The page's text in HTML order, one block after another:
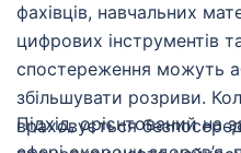
фахівців, навчальних
цифрових інструментів
спостереження можуть
збільшувати розриви.
враховується
Підхід, орієнтований на